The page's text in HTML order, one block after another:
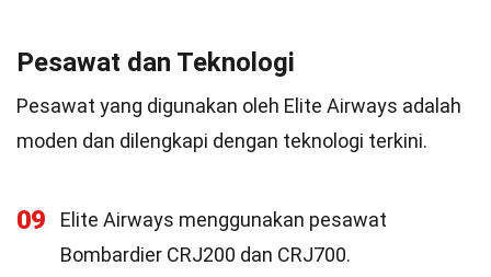
Pesawat dan Teknologi
Pesawat yang digunakan oleh Elite Airways adalah
moden dan dilengkapi dengan teknologi terkini.
09
Elite Airways menggunakan pesawat
Bombardier CRJ200 dan CRJ700.